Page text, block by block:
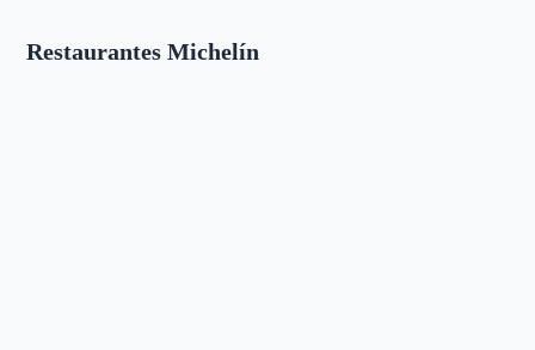
Restaurantes Michelín